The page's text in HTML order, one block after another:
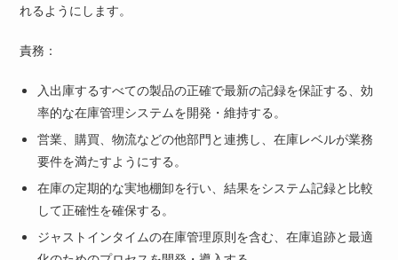
れるようにします。
責務：
入出庫するすべての製品の正確で最新の記録を保証する、効
率的な在庫管理システムを開発・維持する。
営業、購買、物流などの他部門と連携し、在庫レベルが業務
要件を満たすようにする。
在庫の定期的な実地棚卸を行い、結果をシステム記録と比較
して正確性を確保する。
ジャストインタイムの在庫管理原則を含む、在庫追跡と最適